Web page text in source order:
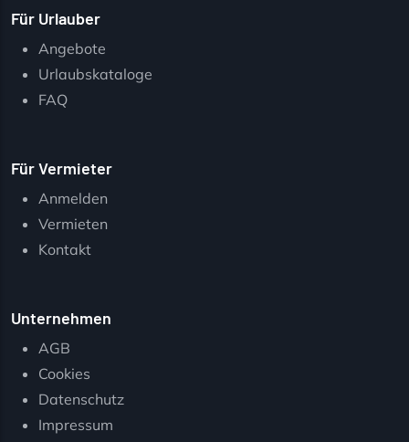
Für Urlauber
Angebote
Urlaubskataloge
FAQ
Für Vermieter
Anmelden
Vermieten
Kontakt
Unternehmen
AGB
Cookies
Datenschutz
Impressum